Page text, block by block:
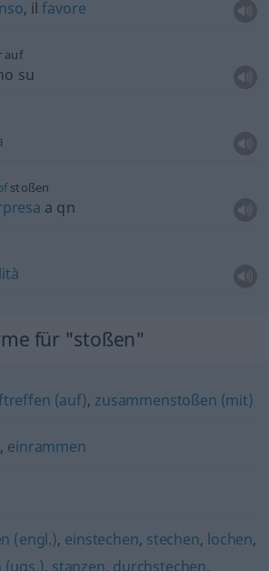
, ilfavore
auf
su
stoßen
a qn
für "stoßen"
(auf), zusammenstoßen (mit)
, einrammen
(engl.), einstechen, stechen, lochen,
(ugs.), stanzen, durchstechen,